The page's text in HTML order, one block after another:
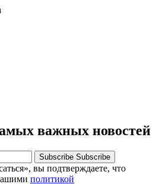
важных новостей
Subscribe Subscribe
вы подтверждаете, что
политикой